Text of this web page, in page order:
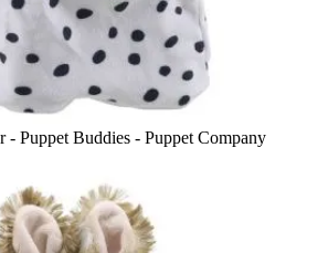
- Puppet Buddies - Puppet Company